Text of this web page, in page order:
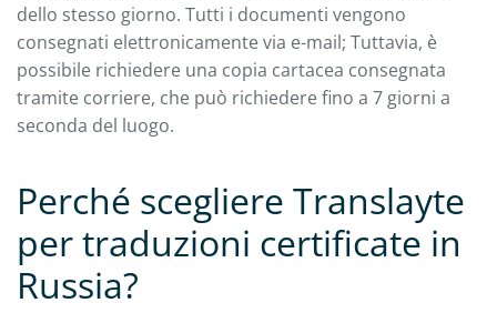
dello stesso giorno. Tutti i documenti vengono
consegnati elettronicamente via e-mail; Tuttavia, è
possibile richiedere una copia cartacea consegnata
tramite corriere, che può richiedere fino a 7 giorni a
seconda del luogo.
Perché scegliere Translayte
per traduzioni certificate in
Russia?